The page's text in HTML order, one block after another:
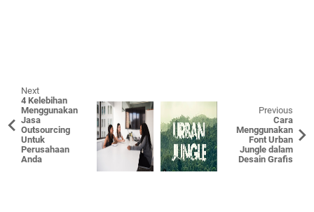
Next
4 Kelebihan
Menggunakan
Jasa
Outsourcing
Untuk
Perusahaan
Anda
Previous
Cara
Menggunakan
Font Urban
Jungle dalam
Desain Grafis